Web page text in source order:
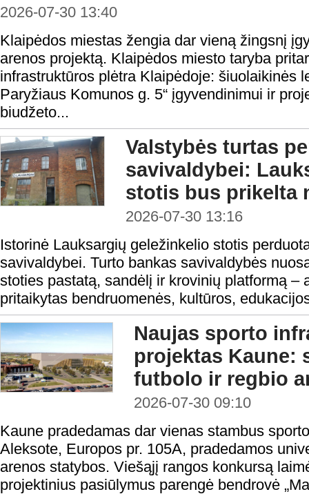
2026-07-30 13:40
Klaipėdos miestas žengia dar vieną žingsnį
arenos projektą. Klaipėdos miesto taryba
infrastruktūros plėtra Klaipėdoje: šiuolaikinės
Paryžiaus Komunos g. 5“ įgyvendinimui ir
biudžeto...
Valstybės turtas
savivaldybei:
stotis bus prikelta
2026-07-30 13:16
Istorinė Lauksargių geležinkelio stotis
savivaldybei. Turto bankas savivaldybės
stoties pastatą, sandėlį ir krovinių platformą –
pritaikytas bendruomenės, kultūros,
Naujas sporto
projektas Kaune:
futbolo ir regbio
2026-07-30 09:10
Kaune pradedamas dar vienas stambus
Aleksote, Europos pr. 105A, pradedamos
arenos statybos. Viešąjį rangos konkursą
projektinius pasiūlymus parengė bendrovė